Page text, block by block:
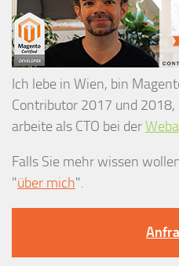
Ich lebe in Wien, bin
Contributor 2017 und
arbeite als CTO bei der
Falls Sie mehr wissen
"über mich".